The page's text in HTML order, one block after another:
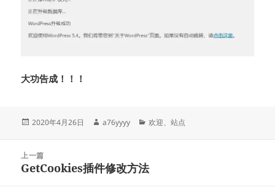
大功告成！！！
发
2020年4月26日
作
a76yyyy
分
欢迎、站点
上一篇
上
GetCookies插件修改方法